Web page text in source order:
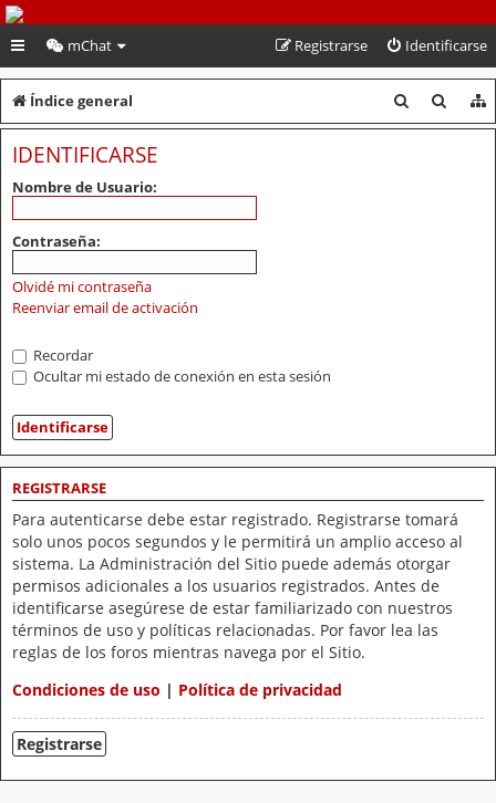
PeruVoley.com
mChat Identificarse
Registrarse
Índice general
u
u
IDENTIFICARSE
Nombre de Usuario:
Contraseña:
Olvidé mi contraseña
Reenviar email de activación
Recordar
Ocultar mi estado de conexión en esta sesión
REGISTRARSE
Para autenticarse debe estar registrado. Registrarse tomará
solo unos pocos segundos y le permitirá un amplio acceso al
sistema. La Administración del Sitio puede además otorgar
permisos adicionales a los usuarios registrados. Antes de
identificarse asegúrese de estar familiarizado con nuestros
términos de uso y políticas relacionadas. Por favor lea las
reglas de los foros mientras navega por el Sitio.
Condiciones de uso | Política de privacidad
Registrarse